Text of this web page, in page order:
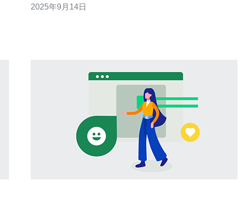
深入探讨在东南亚服务器上玩古剑奇谭3的独特体验，以及
2025年9月14日